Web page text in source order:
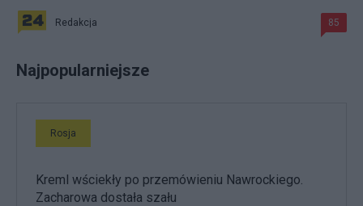
Redakcja 85
Najpopularniejsze
Rosja
Kreml wściekły po przemówieniu Nawrockiego.
Zacharowa dostała szału